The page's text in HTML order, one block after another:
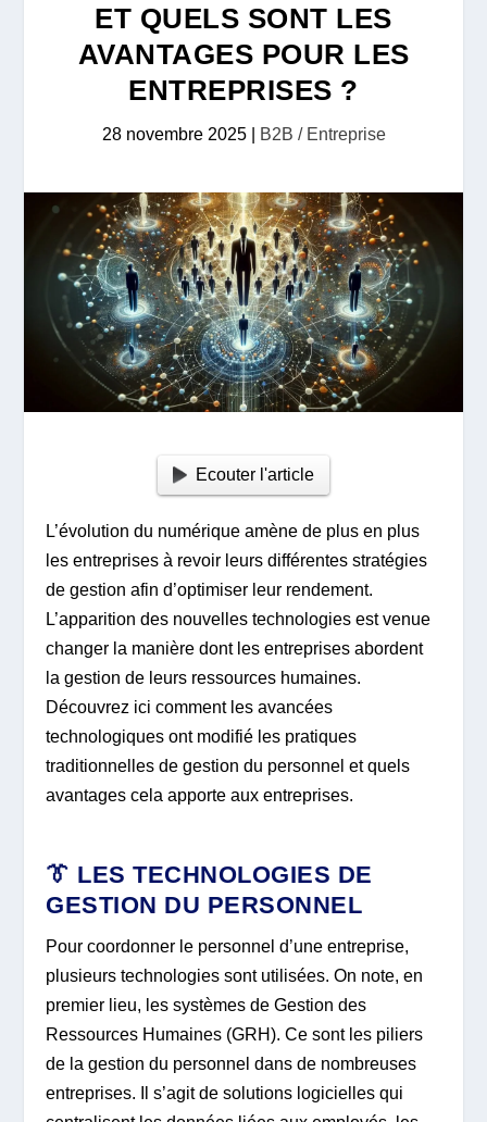
ET QUELS SONT LES
AVANTAGES POUR LES
ENTREPRISES ?
28 novembre 2025| B2B / Entreprise
Ecouter l'article
L’évolution du numérique amène de plus en plus
les entreprises à revoir leurs différentes stratégies
de gestion afin d’optimiser leur rendement.
L’apparition des nouvelles technologies est venue
changer la manière dont les entreprises abordent
la gestion de leurs ressources humaines.
Découvrez ici comment les avancées
technologiques ont modifié les pratiques
traditionnelles de gestion du personnel et quels
avantages cela apporte aux entreprises.
👔 LES TECHNOLOGIES DE
GESTION DU PERSONNEL
Pour coordonner le personnel d’une entreprise,
plusieurs technologies sont utilisées. On note, en
premier lieu, les systèmes de Gestion des
Ressources Humaines (GRH). Ce sont les piliers
de la gestion du personnel dans de nombreuses
entreprises. Il s’agit de solutions logicielles qui